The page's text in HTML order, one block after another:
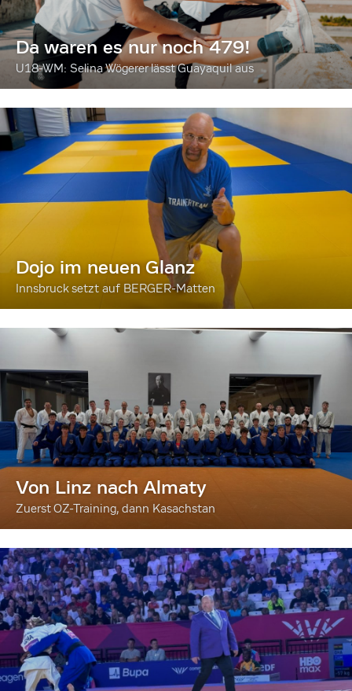
Da waren es nur noch 479!
U18-WM: Selina Wögerer lässt Guayaquil aus
Dojo im neuen Glanz
Innsbruck setzt auf BERGER-Matten
Von Linz nach Almaty
Zuerst OZ-Training, dann Kasachstan